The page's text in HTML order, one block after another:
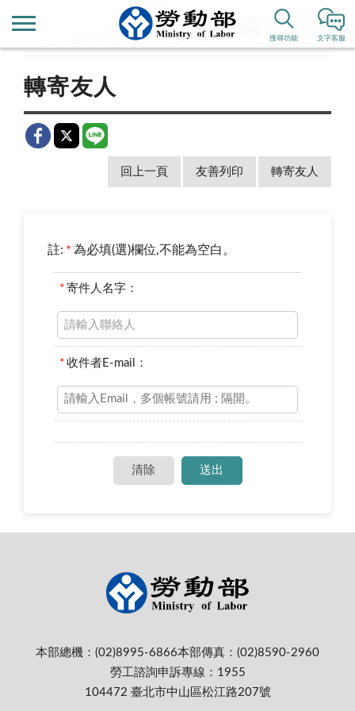
文字客服
搜尋功能
新聞公告 即時新聞澄清
轉寄友人
回上一頁 友善列印 轉寄友人
註: * 為必填(選)欄位,不能為空白。
* 寄件人名字：
* 收件者E-mail：
本部總機：(02)8995-6866本部傳真：(02)8590-2960
勞工諮詢申訴專線：1955
104472 臺北市中山區松江路207號